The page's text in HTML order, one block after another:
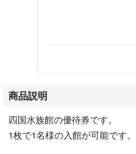
商品説明
四国水族館の優待券です。
1枚で1名様の入館が可能です。